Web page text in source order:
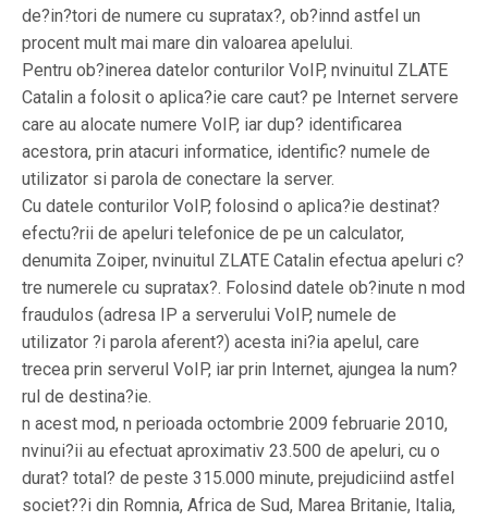
de?in?tori de numere cu supratax?, ob?innd astfel un
procent mult mai mare din valoarea apelului.
Pentru ob?inerea datelor conturilor VoIP, nvinuitul ZLATE
Catalin a folosit o aplica?ie care caut? pe Internet servere
care au alocate numere VoIP, iar dup? identificarea
acestora, prin atacuri informatice, identific? numele de
utilizator si parola de conectare la server.
Cu datele conturilor VoIP, folosind o aplica?ie destinat?
efectu?rii de apeluri telefonice de pe un calculator,
denumita Zoiper, nvinuitul ZLATE Catalin efectua apeluri c?
tre numerele cu supratax?. Folosind datele ob?inute n mod
fraudulos (adresa IP a serverului VoIP, numele de
utilizator ?i parola aferent?) acesta ini?ia apelul, care
trecea prin serverul VoIP, iar prin Internet, ajungea la num?
rul de destina?ie.
n acest mod, n perioada octombrie 2009 februarie 2010,
nvinui?ii au efectuat aproximativ 23.500 de apeluri, cu o
durat? total? de peste 315.000 minute, prejudiciind astfel
societ??i din Romnia, Africa de Sud, Marea Britanie, Italia,